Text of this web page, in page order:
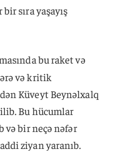
sıra yaşayış
bu raket və
və kritik
Küveyt Beynəlxalq
Bu hücumlar
və bir neçə nəfər
ziyan yaranıb.